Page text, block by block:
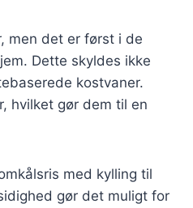
men det er først i de
Dette skyldes ikke
kostvaner.
hvilket gør dem til en
med kylling til
gør det muligt for